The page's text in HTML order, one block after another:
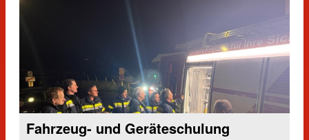
Fahrzeug- und Geräteschulung